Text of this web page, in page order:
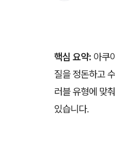
핵심 요약: 아쿠
질을 정돈하고
러블 유형에 맞
있습니다.